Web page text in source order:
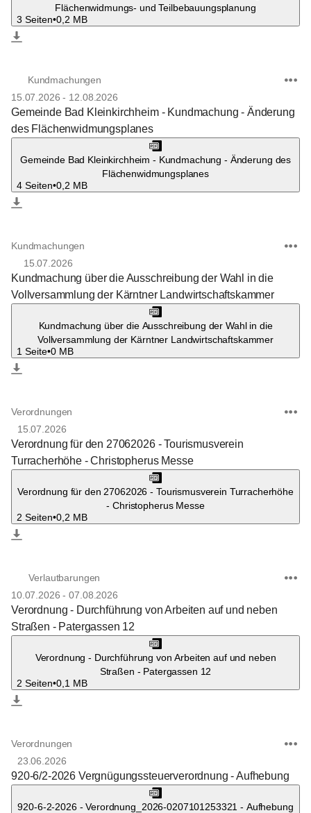
Flächenwidmungs- und Teilbebauungsplanung
3 Seiten•0,2 MB
Kundmachungen
15.07.2026 - 12.08.2026
Gemeinde Bad Kleinkirchheim - Kundmachung - Änderung
des Flächenwidmungsplanes
Gemeinde Bad Kleinkirchheim - Kundmachung - Änderung des
Flächenwidmungsplanes
4 Seiten•0,2 MB
Kundmachungen
15.07.2026
Kundmachung über die Ausschreibung der Wahl in die
Vollversammlung der Kärntner Landwirtschaftskammer
Kundmachung über die Ausschreibung der Wahl in die
Vollversammlung der Kärntner Landwirtschaftskammer
1 Seite•0 MB
Verordnungen
15.07.2026
Verordnung für den 27062026 - Tourismusverein
Turracherhöhe - Christopherus Messe
Verordnung für den 27062026 - Tourismusverein Turracherhöhe
- Christopherus Messe
2 Seiten•0,2 MB
Verlautbarungen
10.07.2026 -07.08.2026
Verordnung - Durchführung von Arbeiten auf und neben
Straßen - Patergassen 12
Verordnung - Durchführung von Arbeiten auf und neben
Straßen - Patergassen 12
2 Seiten•0,1 MB
Verordnungen
23.06.2026
920-6/2-2026 Vergnügungssteuerverordnung - Aufhebung
920-6-2-2026 - Verordnung_2026-0207101253321 - Aufhebung